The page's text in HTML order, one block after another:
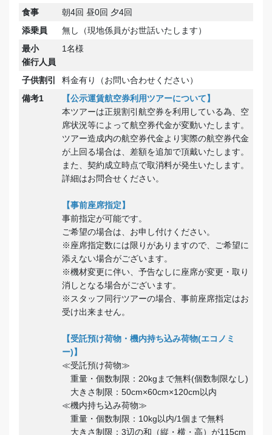
食事
朝4回 昼0回 夕4回
添乗員
無し（現地係員がお世話いたします）
最小
催行人員
1名様
子供割引
料金有り（お問い合わせください）
備考1
【公示運賃航空券利用ツアーについて】
本ツアーは正規割引航空券を利用している為、空
席状況等によって航空券代金が変動いたします。
ツアー造成内の航空券代金より実際の航空券代金
が上回る場合は、差額を追加で頂戴いたします。
また、契約成立時点で取消料が発生いたします。
詳細はお問合せください。
【事前座席指定】
事前指定が可能です。
ご希望の場合は、お申し付けください。
※座席指定数には限りがありますので、ご希望に
添えない場合がございます。
※機材変更に伴い、予告なしに座席が変更・取り
消しとなる場合がございます。
※スタッフ同行ツアーの場合、事前座席指定はお
受け出来ません。
【受託預け荷物・機内持ち込み荷物(エコノミ
ー)】
≪受託預け荷物≫
重量・個数制限：20kgまで無料(個数制限なし)
大きさ制限：50cm×60cm×120cm以内
≪機内持ち込み荷物≫
重量・個数制限：10kg以内/1個まで無料
大きさ制限：3辺の和（縦・横・高）が115cm